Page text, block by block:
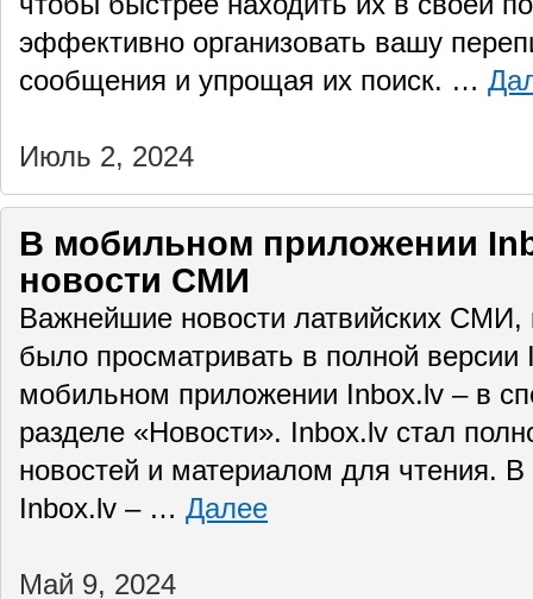
эффективно организовать вашу
сообщения и упрощая их поиск. …
Июль 2, 2024
В мобильном приложении
новости СМИ
Важнейшие новости латвийских
было просматривать в полной версии
мобильном приложении Inbox.lv – в
разделе «Новости». Inbox.lv стал
новостей и материалом для чтения.
Inbox.lv – … Далее
Май 9, 2024